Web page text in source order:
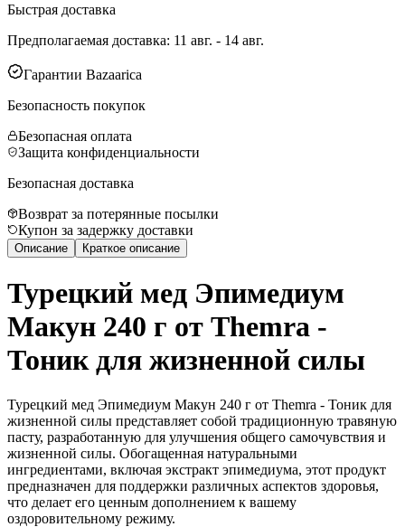
Быстрая доставка
Предполагаемая доставка: 11 авг. - 14 авг.
Гарантии Bazaarica
Безопасность покупок
Безопасная оплата
Защита конфиденциальности
Безопасная доставка
Возврат за потерянные посылки
Купон за задержку доставки
Описание Краткое описание
Турецкий мед Эпимедиум
Макун 240 г от Themra -
Тоник для жизненной силы
Турецкий мед Эпимедиум Макун 240 г от Themra - Тоник для
жизненной силы представляет собой традиционную травяную
пасту, разработанную для улучшения общего самочувствия и
жизненной силы. Обогащенная натуральными
ингредиентами, включая экстракт эпимедиума, этот продукт
предназначен для поддержки различных аспектов здоровья,
что делает его ценным дополнением к вашему
оздоровительному режиму.